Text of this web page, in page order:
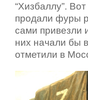
“Хизбаллу”.
продали фуры
сами привезли
них начали бы
отметили в